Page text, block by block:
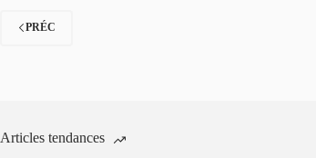
PRÉC
Articles tendances